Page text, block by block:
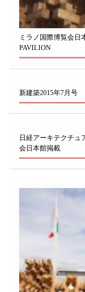
ミラノ国際博覧会
PAVILION
新建築2015年7月号
日経アーキテクチ
会日本館掲載